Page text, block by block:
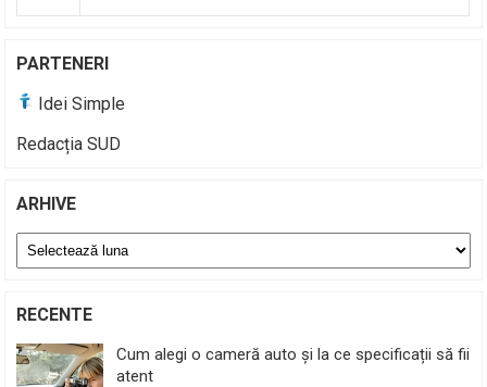
PARTENERI
Idei Simple
Redacția SUD
ARHIVE
Arhive
RECENTE
Cum alegi o cameră auto și la ce specificații să fii
atent